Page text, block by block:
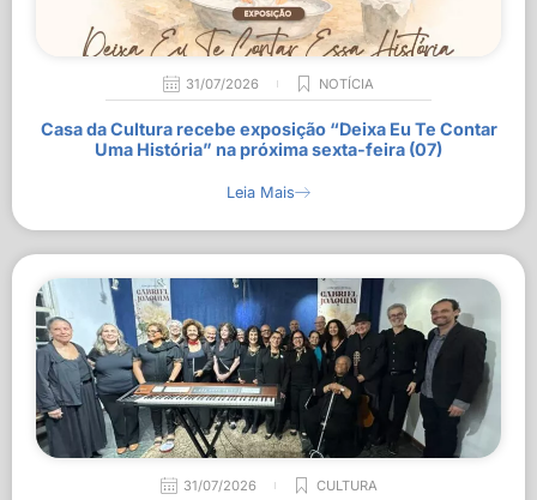
31/07/2026 NOTÍCIA
Casa da Cultura recebe exposição “Deixa Eu Te Contar
Uma História” na próxima sexta-feira (07)
Leia Mais
31/07/2026 CULTURA